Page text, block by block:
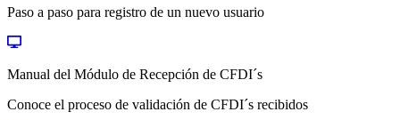
Paso a paso para registro de un nuevo usuario
Manual del Módulo de Recepción de CFDI´s
Conoce el proceso de validación de CFDI´s recibidos